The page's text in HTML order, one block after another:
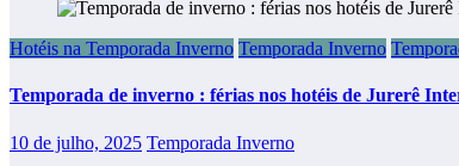
Hotéis na Temporada Inverno Temporada Inverno
Temporada de inverno : férias nos hotéis de Jurerê
10 de julho, 2025 Temporada Inverno